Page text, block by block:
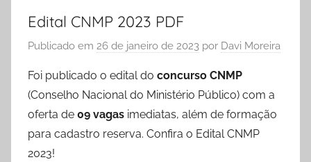
Edital CNMP 2023 PDF
Publicado em 26 de janeiro de 2023 por Davi Moreira
Foi publicado o edital do concurso CNMP
(Conselho Nacional do Ministério Público) com a
oferta de 09 vagas imediatas, além de formação
para cadastro reserva. Confira o Edital CNMP
2023!